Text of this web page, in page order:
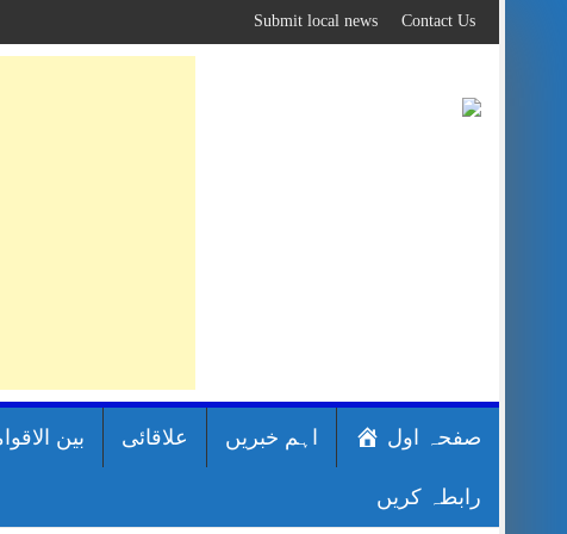
to
content
Contact Us
Submit local news
صفحہ اول اہم خبریں علاقائی بین
رابطہ کریں